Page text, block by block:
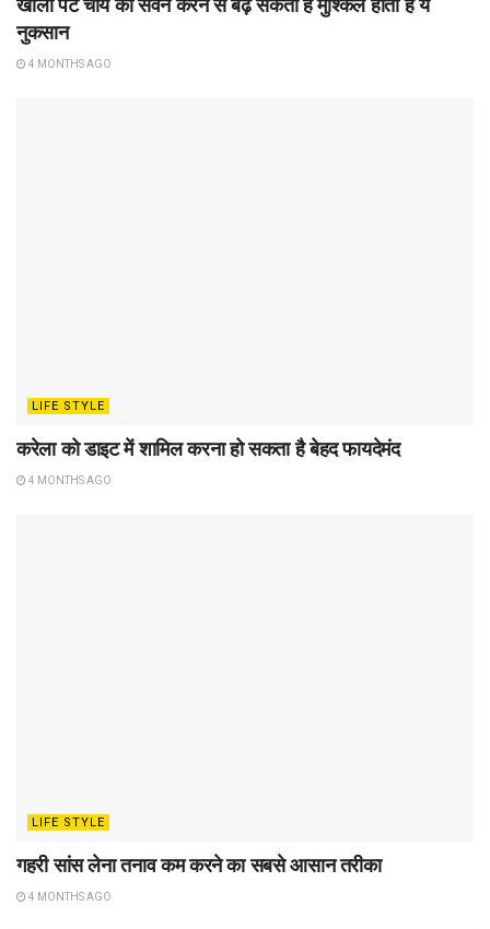
खाली पेट चाय का सेवन करने से बढ़ सकती है मुश्किल होता है ये
नुकसान
4 MONTHS AGO
LIFE STYLE
करेला को डाइट में शामिल करना हो सकता है बेहद फायदेमंद
4 MONTHS AGO
LIFE STYLE
गहरी सांस लेना तनाव कम करने का सबसे आसान तरीका
4 MONTHS AGO